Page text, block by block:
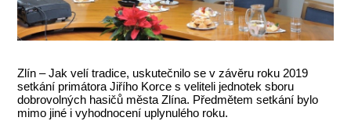
Zlín – Jak velí tradice, uskutečnilo se v závěru roku 2019
setkání primátora Jiřího Korce s veliteli jednotek sboru
dobrovolných hasičů města Zlína. Předmětem setkání bylo
mimo jiné i vyhodnocení uplynulého roku.